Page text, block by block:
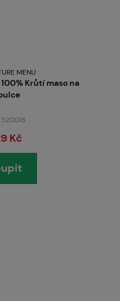
MENU
Krůtí maso na
520018
Kč